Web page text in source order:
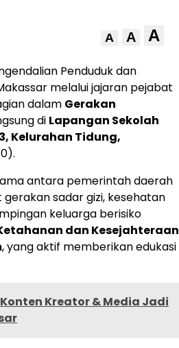
A A A
Penduduk dan
melalui jajaran pejabat
dalam Gerakan
di Lapangan Sekolah
Kelurahan Tidung,
antara pemerintah daerah
sadar gizi, kesehatan
keluarga berisiko
dan Kesejahteraan
, yang aktif memberikan edukasi
Kreator & Media Jadi